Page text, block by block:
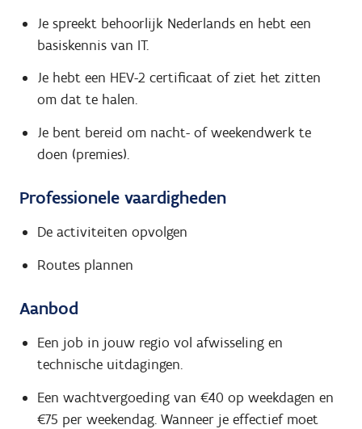
Je spreekt behoorlijk Nederlands en hebt een
basiskennis van IT.
Je hebt een HEV-2 certificaat of ziet het zitten
om dat te halen.
Je bent bereid om nacht- of weekendwerk te
doen (premies).
Professionele vaardigheden
De activiteiten opvolgen
Routes plannen
Aanbod
Een job in jouw regio vol afwisseling en
technische uitdagingen.
Een wachtvergoeding van €40 op weekdagen en
€75 per weekendag. Wanneer je effectief moet